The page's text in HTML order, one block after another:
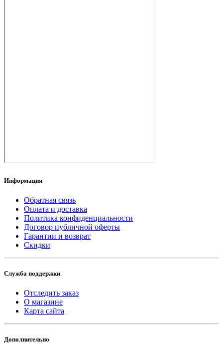
Информация
Обратная связь
Оплата и доставка
Политика конфиденциальности
Договор публичной оферты
Гарантии и возврат
Скидки
Служба поддержки
Отследить заказ
О магазине
Карта сайта
Дополнительно